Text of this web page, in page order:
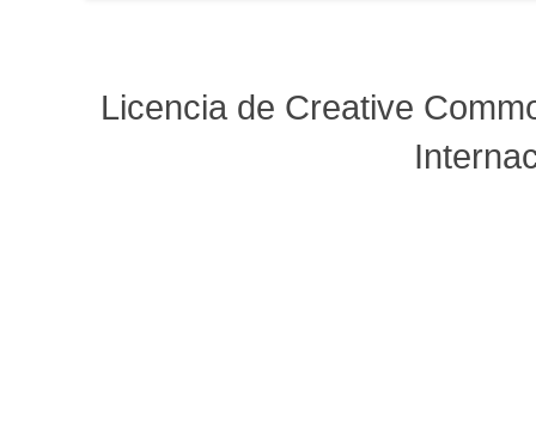
Licencia de Creative